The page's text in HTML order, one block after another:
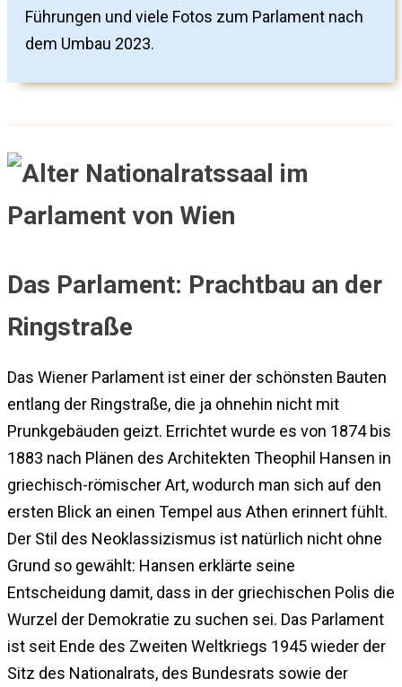
Führungen und viele Fotos zum Parlament nach
dem Umbau 2023.
Das Parlament: Prachtbau an der
Ringstraße
Das Wiener Parlament ist einer der schönsten Bauten
entlang der Ringstraße, die ja ohnehin nicht mit
Prunkgebäuden geizt. Errichtet wurde es von 1874 bis
1883 nach Plänen des Architekten Theophil Hansen in
griechisch-römischer Art, wodurch man sich auf den
ersten Blick an einen Tempel aus Athen erinnert fühlt.
Der Stil des Neoklassizismus ist natürlich nicht ohne
Grund so gewählt: Hansen erklärte seine
Entscheidung damit, dass in der griechischen Polis die
Wurzel der Demokratie zu suchen sei. Das Parlament
ist seit Ende des Zweiten Weltkriegs 1945 wieder der
Sitz des Nationalrats, des Bundesrats sowie der